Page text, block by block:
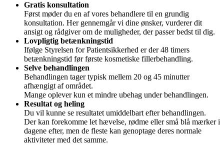
Gratis konsultation
Først møder du en af vores behandlere til en grundig
konsultation. Her gennemgår vi dine ønsker, vurderer dit
ansigt og rådgiver om de muligheder, der passer bedst til dig.
Lovpligtig betænkningstid
Ifølge Styrelsen for Patientsikkerhed er der 48 timers
betænkningstid før første kosmetiske fillerbehandling.
Selve behandlingen
Behandlingen tager typisk mellem 20 og 45 minutter
afhængigt af området.
Mange oplever kun et mindre ubehag under behandlingen.
Resultat og heling
Du vil kunne se resultatet umiddelbart efter behandlingen.
Der kan forekomme let hævelse, rødme eller små blå mærker i
dagene efter, men de fleste kan genoptage deres normale
aktiviteter med det samme.